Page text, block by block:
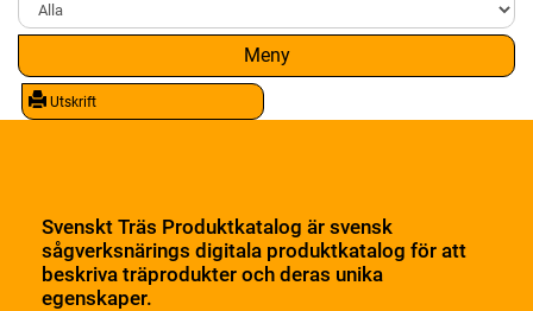
Meny
Utskrift
Svenskt Träs Produktkatalog är svensk
sågverksnärings digitala produktkatalog för att
beskriva träprodukter och deras unika
egenskaper.